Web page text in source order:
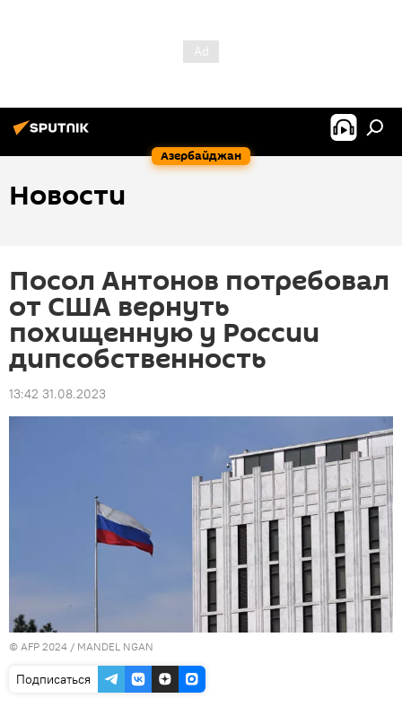
Азербайджан
Новости
Посол Антонов потребовал
от США вернуть
похищенную у России
дипсобственность
13:42 31.08.2023
© AFP 2024 / MANDEL NGAN
Подписаться